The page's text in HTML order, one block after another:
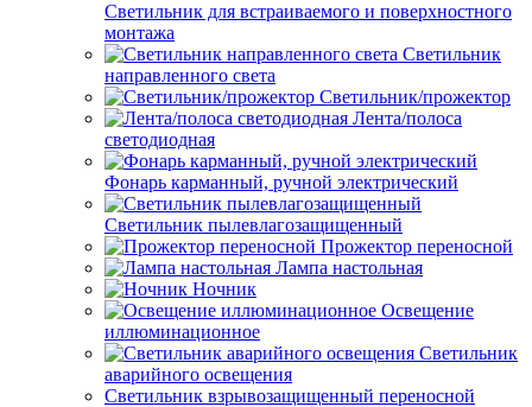
Светильник для встраиваемого и поверхностного
монтажа
Светильник
направленного света
Светильник/прожектор
Лента/полоса
светодиодная
Фонарь карманный, ручной электрический
Светильник пылевлагозащищенный
Прожектор переносной
Лампа настольная
Ночник
Освещение
иллюминационное
Светильник
аварийного освещения
Светильник взрывозащищенный переносной